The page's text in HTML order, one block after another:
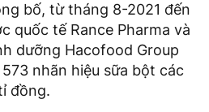
bố, từ tháng 8-2021 đến
quốc tế Rance Pharma và
dưỡng Hacofood Group
nhãn hiệu sữa bột các
đồng.